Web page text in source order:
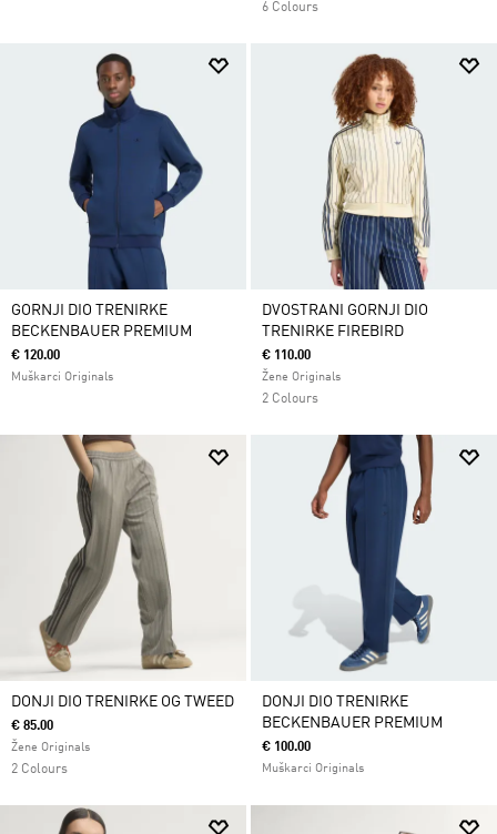
6 Colours
GORNJI DIO TRENIRKE
BECKENBAUER PREMIUM
€ 120.00
Muškarci Originals
DVOSTRANI GORNJI DIO
TRENIRKE FIREBIRD
€ 110.00
Žene Originals
2 Colours
DONJI DIO TRENIRKE OG TWEED
€ 85.00
Žene Originals
2 Colours
DONJI DIO TRENIRKE
BECKENBAUER PREMIUM
€ 100.00
Muškarci Originals